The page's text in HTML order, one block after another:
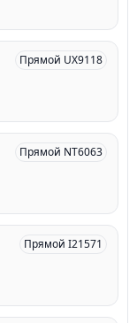
Прямой UX9118
Прямой NT6063
Прямой I21571